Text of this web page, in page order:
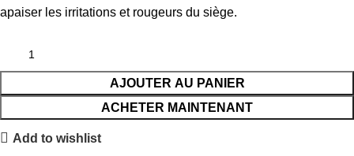
apaiser les irritations et rougeurs du siège.
AJOUTER AU PANIER
ACHETER MAINTENANT
Add to wishlist